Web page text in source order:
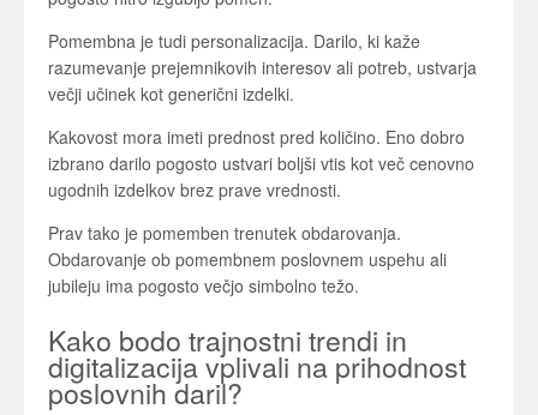
Pomembna je tudi personalizacija. Darilo, ki kaže
razumevanje prejemnikovih interesov ali potreb, ustvarja
večji učinek kot generični izdelki.
Kakovost mora imeti prednost pred količino. Eno dobro
izbrano darilo pogosto ustvari boljši vtis kot več cenovno
ugodnih izdelkov brez prave vrednosti.
Prav tako je pomemben trenutek obdarovanja.
Obdarovanje ob pomembnem poslovnem uspehu ali
jubileju ima pogosto večjo simbolno težo.
Kako bodo trajnostni trendi in
digitalizacija vplivali na prihodnost
poslovnih daril?